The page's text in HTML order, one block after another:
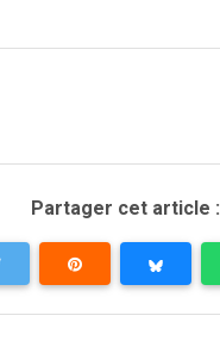
Partager cet article :